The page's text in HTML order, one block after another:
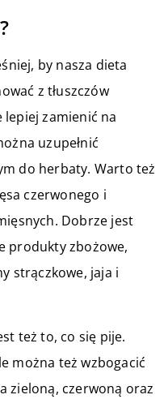
by nasza dieta
z tłuszczów
lepiej zamienić na
uzupełnić
do herbaty. Warto też
czerwonego i
Dobrze jest
produkty zbożowe,
strączkowe, jaja i
też to, co się pije.
można też wzbogacić
zieloną, czerwoną oraz